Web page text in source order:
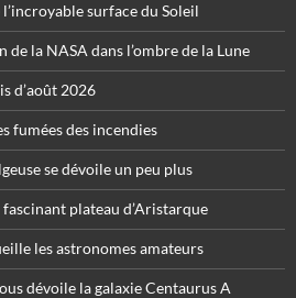
surface du Soleil
de la NASA dans l’ombre de la Lune
d’août 2026
fumées des incendies
se dévoile un peu plus
plateau d’Aristarque
les astronomes amateurs
dévoile la galaxie Centaurus A